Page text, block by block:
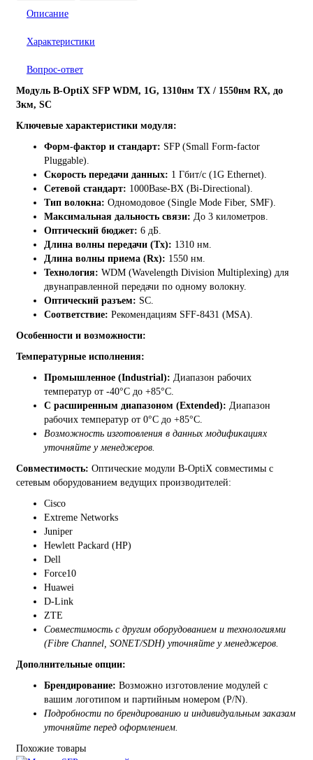
Описание
Характеристики
Вопрос-ответ
Модуль B-OptiX SFP WDM, 1G, 1310нм TX / 1550нм RX, до
3км, SC
Ключевые характеристики модуля:
Форм-фактор и стандарт: SFP (Small Form-factor
Pluggable).
Скорость передачи данных: 1 Гбит/с (1G Ethernet).
Сетевой стандарт: 1000Base-BX (Bi-Directional).
Тип волокна: Одномодовое (Single Mode Fiber, SMF).
Максимальная дальность связи: До 3 километров.
Оптический бюджет: 6 дБ.
Длина волны передачи (Tx): 1310 нм.
Длина волны приема (Rx): 1550 нм.
Технология: WDM (Wavelength Division Multiplexing) для
двунаправленной передачи по одному волокну.
Оптический разъем: SC.
Соответствие: Рекомендациям SFF-8431 (MSA).
Особенности и возможности:
Температурные исполнения:
Промышленное (Industrial): Диапазон рабочих
температур от -40°C до +85°C.
С расширенным диапазоном (Extended): Диапазон
рабочих температур от 0°C до +85°C.
Возможность изготовления в данных модификациях
уточняйте у менеджеров.
Совместимость: Оптические модули B-OptiX совместимы с
сетевым оборудованием ведущих производителей:
Cisco
Extreme Networks
Juniper
Hewlett Packard (HP)
Dell
Force10
Huawei
D-Link
ZTE
Совместимость с другим оборудованием и технологиями
(Fibre Channel, SONET/SDH) уточняйте у менеджеров.
Дополнительные опции:
Брендирование: Возможно изготовление модулей с
вашим логотипом и партийным номером (P/N).
Подробности по брендированию и индивидуальным заказам
уточняйте перед оформлением.
Похожие товары